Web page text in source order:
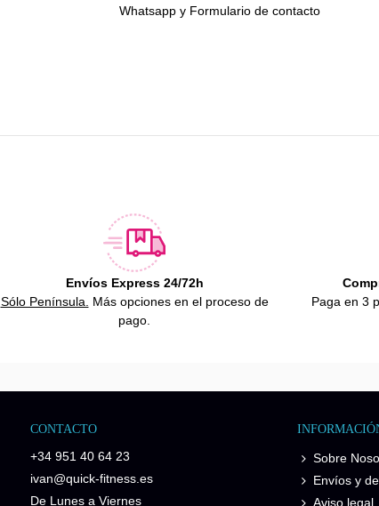
Whatsapp y Formulario de contacto
Envíos Express 24/72h
Sólo Península.
Más opciones en el proceso de
pago.
Paga en 3
CONTACTO
+34 951 40 64 23
ivan@quick-fitness.es
De Lunes a Viernes
Sobre
Envíos y
Aviso legal